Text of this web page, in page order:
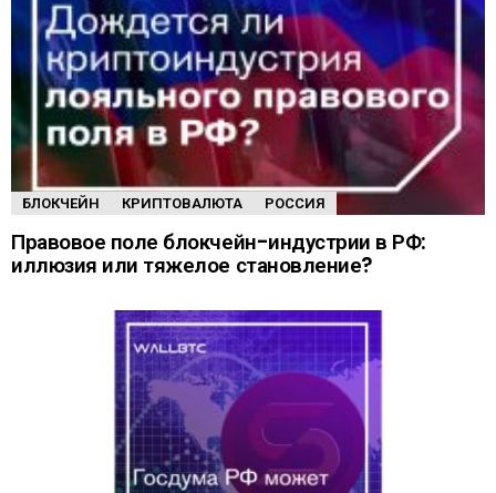
БЛОКЧЕЙН КРИПТОВАЛЮТА РОССИЯ
Правовое поле блокчейн-индустрии в РФ:
иллюзия или тяжелое становление?